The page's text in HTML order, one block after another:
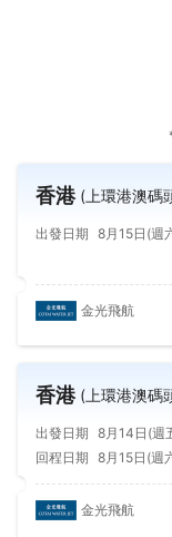
香港 (上環港澳碼
出發日期 8月15日(週
金光飛航
香港 (上環港澳碼
出發日期 8月14日(週
回程日期 8月15日(週
金光飛航